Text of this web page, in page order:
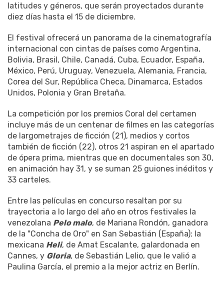
latitudes y géneros, que serán proyectados durante
diez días hasta el 15 de diciembre.
El festival ofrecerá un panorama de la cinematografía
internacional con cintas de países como Argentina,
Bolivia, Brasil, Chile, Canadá, Cuba, Ecuador, España,
México, Perú, Uruguay, Venezuela, Alemania, Francia,
Corea del Sur, República Checa, Dinamarca, Estados
Unidos, Polonia y Gran Bretaña.
La competición por los premios Coral del certamen
incluye más de un centenar de filmes en las categorías
de largometrajes de ficción (21), medios y cortos
también de ficción (22), otros 21 aspiran en el apartado
de ópera prima, mientras que en documentales son 30,
en animación hay 31, y se suman 25 guiones inéditos y
33 carteles.
Entre las películas en concurso resaltan por su
trayectoria a lo largo del año en otros festivales la
venezolana Pelo malo, de Mariana Rondón, ganadora
de la "Concha de Oro" en San Sebastián (España); la
mexicana Heli, de Amat Escalante, galardonada en
Cannes, y Gloria, de Sebastián Lelio, que le valió a
Paulina García, el premio a la mejor actriz en Berlín.